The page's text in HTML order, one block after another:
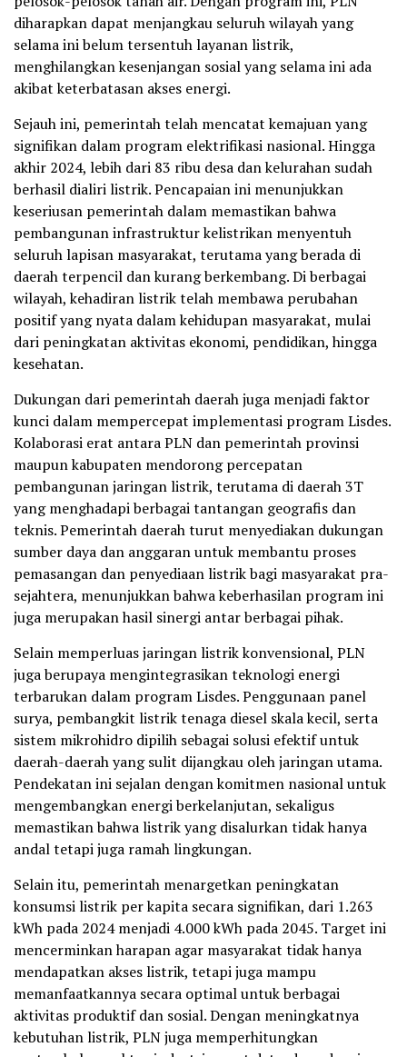
diharapkan dapat menjangkau seluruh wilayah yang
selama ini belum tersentuh layanan listrik,
menghilangkan kesenjangan sosial yang selama ini ada
akibat keterbatasan akses energi.
Sejauh ini, pemerintah telah mencatat kemajuan yang
signifikan dalam program elektrifikasi nasional. Hingga
akhir 2024, lebih dari 83 ribu desa dan kelurahan sudah
berhasil dialiri listrik. Pencapaian ini menunjukkan
keseriusan pemerintah dalam memastikan bahwa
pembangunan infrastruktur kelistrikan menyentuh
seluruh lapisan masyarakat, terutama yang berada di
daerah terpencil dan kurang berkembang. Di berbagai
wilayah, kehadiran listrik telah membawa perubahan
positif yang nyata dalam kehidupan masyarakat, mulai
dari peningkatan aktivitas ekonomi, pendidikan, hingga
kesehatan.
Dukungan dari pemerintah daerah juga menjadi faktor
kunci dalam mempercepat implementasi program Lisdes.
Kolaborasi erat antara PLN dan pemerintah provinsi
maupun kabupaten mendorong percepatan
pembangunan jaringan listrik, terutama di daerah 3T
yang menghadapi berbagai tantangan geografis dan
teknis. Pemerintah daerah turut menyediakan dukungan
sumber daya dan anggaran untuk membantu proses
pemasangan dan penyediaan listrik bagi masyarakat pra-
sejahtera, menunjukkan bahwa keberhasilan program ini
juga merupakan hasil sinergi antar berbagai pihak.
Selain memperluas jaringan listrik konvensional, PLN
juga berupaya mengintegrasikan teknologi energi
terbarukan dalam program Lisdes. Penggunaan panel
surya, pembangkit listrik tenaga diesel skala kecil, serta
sistem mikrohidro dipilih sebagai solusi efektif untuk
daerah-daerah yang sulit dijangkau oleh jaringan utama.
Pendekatan ini sejalan dengan komitmen nasional untuk
mengembangkan energi berkelanjutan, sekaligus
memastikan bahwa listrik yang disalurkan tidak hanya
andal tetapi juga ramah lingkungan.
Selain itu, pemerintah menargetkan peningkatan
konsumsi listrik per kapita secara signifikan, dari 1.263
kWh pada 2024 menjadi 4.000 kWh pada 2045. Target ini
mencerminkan harapan agar masyarakat tidak hanya
mendapatkan akses listrik, tetapi juga mampu
memanfaatkannya secara optimal untuk berbagai
aktivitas produktif dan sosial. Dengan meningkatnya
kebutuhan listrik, PLN juga memperhitungkan